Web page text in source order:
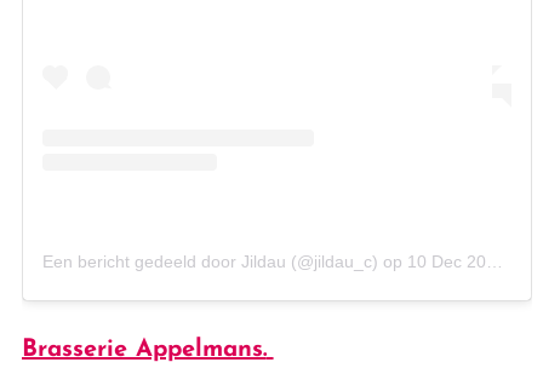
Een bericht gedeeld door Jildau (@jildau_c) op 10 Dec 2017 om 10:00 (PST)
Brasserie Appelmans.